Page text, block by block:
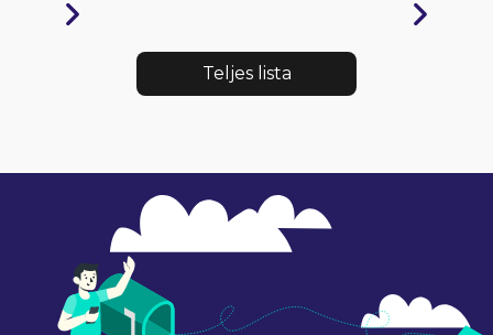
Teljes lista